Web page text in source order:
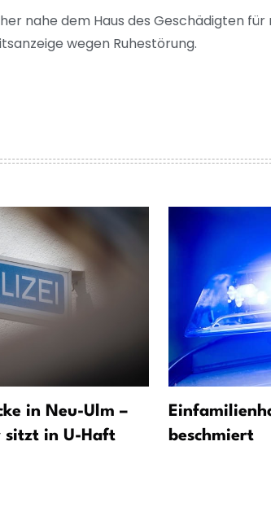
nahe dem Haus des Geschädigten
wegen Ruhestörung.
in Neu-Ulm –
sitzt in U-Haft
beschmiert